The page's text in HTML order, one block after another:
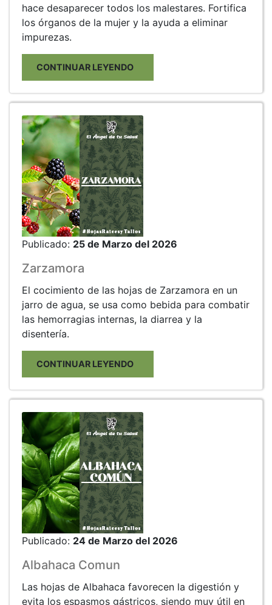
hace desaparecer todos los malestares. Fortifica
los órganos de la mujer y la ayuda a eliminar
impurezas.
CONTINUAR LEYENDO
Publicado: 25 de Marzo del 2026
Zarzamora
El cocimiento de las hojas de Zarzamora en un
jarro de agua, se usa como bebida para combatir
las hemorragias internas, la diarrea y la
disentería.
CONTINUAR LEYENDO
Publicado: 24 de Marzo del 2026
Albahaca Comun
Las hojas de Albahaca favorecen la digestión y
evita los espasmos gástricos, siendo muy útil en